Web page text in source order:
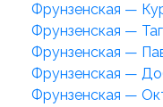
Фрунзенская —
Фрунзенская —
Фрунзенская —
Фрунзенская —
Фрунзенская —